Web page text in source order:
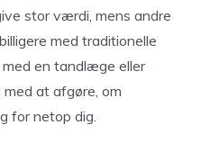
stor værdi, mens andre
med traditionelle
med en tandlæge eller
at afgøre, om
for netop dig.